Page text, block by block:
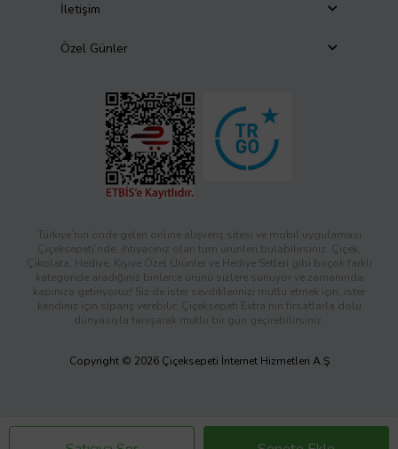
İletişim
Özel Günler
Türkiye’nin önde gelen online alışveriş sitesi ve mobil uygulaması
Çiçeksepeti’nde, ihtiyacınız olan tüm ürünleri bulabilirsiniz. Çiçek,
Çikolata, Hediye, Kişiye Özel Ürünler ve Hediye Setleri gibi birçok farklı
kategoride aradığınız binlerce ürünü sizlere sunuyor ve zamanında
kapınıza getiriyoruz! Siz de ister sevdiklerinizi mutlu etmek için, ister
kendiniz için sipariş verebilir; Çiçeksepeti Extra’nın fırsatlarla dolu
dünyasıyla tanışarak mutlu bir gün geçirebilirsiniz.
Copyright © 2026 Çiçeksepeti İnternet Hizmetleri A.Ş